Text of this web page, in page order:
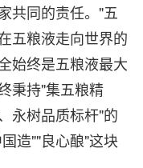
共同的责任。"五
五粮液走向世界的
始终是五粮液最大
秉持"集五粮精
永树品质标杆"的
造""良心酿"这块